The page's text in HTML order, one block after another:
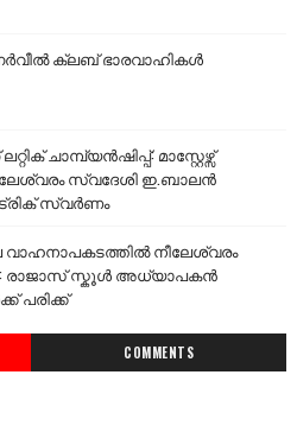
ക്ലബ് ഭാരവാഹികൾ
ചാമ്പ്യൻഷിപ്പ്: മാസ്റ്റേഴ്സ്
സ്വദേശി ഇ.ബാലൻ
സ്വർണം
നീലേശ്വരം
രാജാസ് സ്കൂൾ അധ്യാപകൻ
പരിക്ക്
COMMENTS